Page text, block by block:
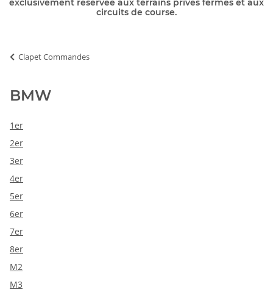
exclusivement réservée aux terrains privés fermés et aux
circuits de course.
Clapet Commandes
BMW
1er
2er
3er
4er
5er
6er
7er
8er
M2
M3